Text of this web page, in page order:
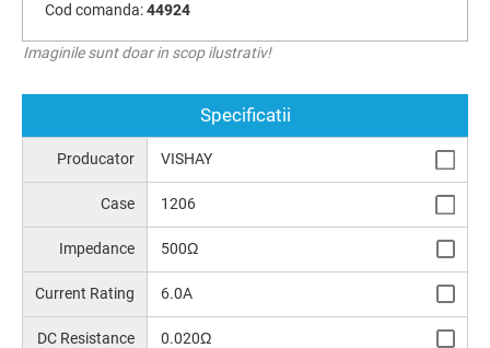
Cod comanda:44924
Imaginile sunt doar in scop ilustrativ!
Specificatii
Producator VISHAY
Case 1206
Impedance 500Ω
Current Rating 6.0A
DC Resistance 0.020Ω